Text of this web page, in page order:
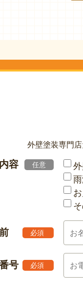
外壁塗装専門
容 任意
必須
号 必須